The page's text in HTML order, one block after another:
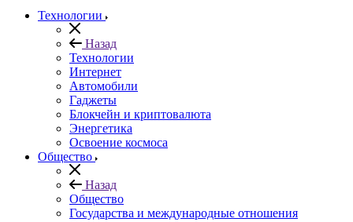
Технологии
Назад
Технологии
Интернет
Автомобили
Гаджеты
Блокчейн и криптовалюта
Энергетика
Освоение космоса
Общество
Назад
Общество
Государства и международные отношения